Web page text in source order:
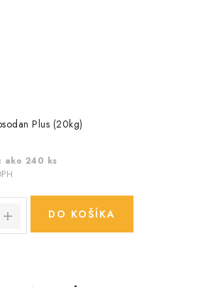
Plus (20kg)
ako 240 ks
DO KOŠÍKA